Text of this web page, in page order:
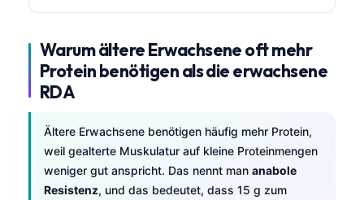
Warum ältere Erwachsene oft mehr
Protein benötigen als die erwachsene
RDA
Ältere Erwachsene benötigen häufig mehr Protein,
weil gealterte Muskulatur auf kleine Proteinmengen
weniger gut anspricht. Das nennt man anabole
Resistenz, und das bedeutet, dass 15 g zum